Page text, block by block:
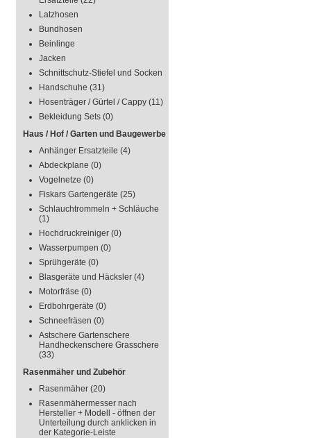
Latzhosen
Bundhosen
Beinlinge
Jacken
Schnittschutz-Stiefel und Socken
Handschuhe (31)
Hosenträger / Gürtel / Cappy (11)
Bekleidung Sets (0)
Haus / Hof / Garten und Baugewerbe
Anhänger Ersatzteile (4)
Abdeckplane (0)
Vogelnetze (0)
Fiskars Gartengeräte (25)
Schlauchtrommeln + Schläuche
(1)
Hochdruckreiniger (0)
Wasserpumpen (0)
Sprühgeräte (0)
Blasgeräte und Häcksler (4)
Motorfräse (0)
Erdbohrgeräte (0)
Schneefräsen (0)
Astschere Gartenschere
Handheckenschere Grasschere
(33)
Rasenmäher und Zubehör
Rasenmäher (20)
Rasenmähermesser nach
Hersteller + Modell - öffnen der
Unterteilung durch anklicken in
der Kategorie-Leiste